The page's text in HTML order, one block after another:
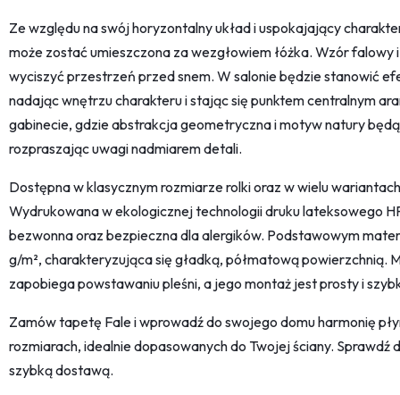
Ze względu na swój horyzontalny układ i uspokajający
może zostać umieszczona za wezgłowiem łóżka. Wzór falowy
wyciszyć przestrzeń przed snem. W salonie będzie stanowić
nadając wnętrzu charakteru i stając się punktem centralnym
gabinecie, gdzie abstrakcja geometryczna i motyw natury
rozpraszając uwagi nadmiarem detali.
Dostępna w klasycznym rozmiarze rolki oraz w wielu
Wydrukowana w ekologicznej technologii druku lateksowego
bezwonna oraz bezpieczna dla alergików. Podstawowym
g/m², charakteryzująca się gładką, półmatową powierzchnią.
zapobiega powstawaniu pleśni, a jego montaż jest prosty i
Zamów tapetę Fale i wprowadź do swojego domu harmonię
rozmiarach, idealnie dopasowanych do Twojej ściany. Sprawdź
szybką dostawą.